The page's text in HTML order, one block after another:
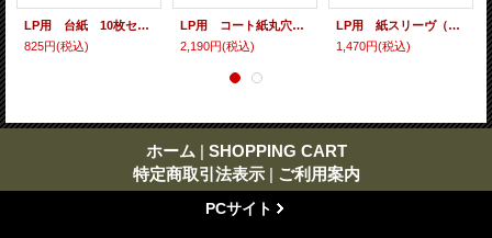
LP用 台紙 10枚セット
825円(税込)
LP用 コート紙丸穴ジャケ 10枚セット
2,190円(税込)
LP用 紙スリーヴ（レギュラー 四角の角） 10枚セット
1,470円(税込)
ホーム | SHOPPING CART
特定商取引法表示 | ご利用案内
PCサイト